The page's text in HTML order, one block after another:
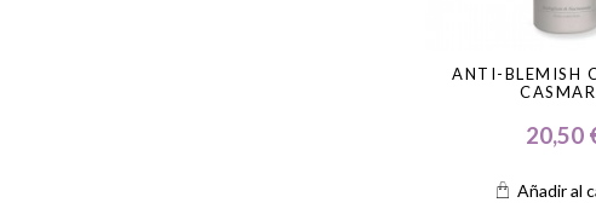
ANTI-BLEMISH
20,50
Añadir al